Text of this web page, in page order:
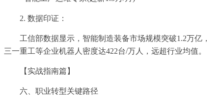
2. 数据印证：
工信部数据显示，智能制造装备市场规模突破1.2万亿，
三一重工等企业机器人密度达422台/万人，远超行业均值。
【实战指南篇】
六、职业转型关键路径